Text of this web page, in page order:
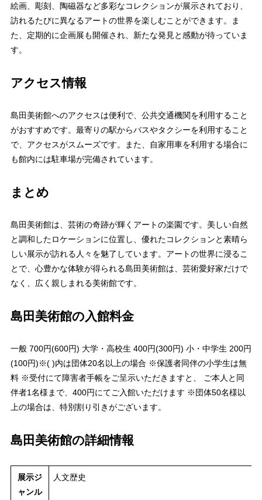
絵画、彫刻、陶磁器など多彩なコレクションが展示されており、
訪れるたびに異なるアートの世界を楽しむことができます。ま
た、定期的に企画展も開催され、新たな発見と感動が待っていま
す。
アクセス情報
島田美術館へのアクセスは便利で、公共交通機関を利用すること
がおすすめです。最寄りの駅からバスやタクシーを利用すること
で、アクセスがスムーズです。また、自家用車を利用する場合に
も館内には駐車場が完備されています。
まとめ
島田美術館は、芸術の奇跡が輝くアートの楽園です。美しい自然
と調和したロケーションに位置し、優れたコレクションと素晴ら
しい展示が訪れる人々を魅了しています。アートの世界に浸るこ
とで、心豊かな体験が得られる島田美術館は、芸術愛好家だけで
なく、広く親しまれる美術館です。
島田美術館の入館料金
一般 700円(600円) 大学・高校生 400円(300円) 小・中学生 200円
(100円)※( )内は団体20名以上の場合 ※保護者同伴の小学生は無
料 ※受付にて障害者手帳をご呈示いただきますと、 ご本人と同
伴者1名様まで、400円にてご入館いただけます ※団体50名様以
上の場合は、特別割り引きがございます。
島田美術館の詳細情報
展示ジ
ャンル
人文歴史